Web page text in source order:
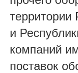
территории
и
компаний
поставок